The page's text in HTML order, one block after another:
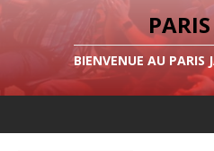
BIENVENUE AU PARIS